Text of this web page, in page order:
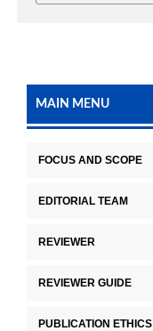
MAIN MENU
FOCUS AND SCOPE
EDITORIAL TEAM
REVIEWER
REVIEWER GUIDE
PUBLICATION ETHICS